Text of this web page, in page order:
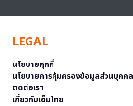
LEGAL
นโยบายคุกกี้
นโยบายการคุ้มครองข้อมูลส่วนบุคคล
ติดต่อเรา
เกี่ยวกับเอ็มไทย